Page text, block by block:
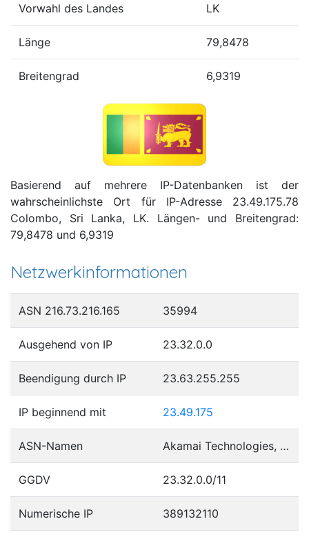
Vorwahl des Landes LK
Länge 79,8478
Breitengrad 6,9319
Basierend auf mehrere IP-Datenbanken ist der
wahrscheinlichste Ort für IP-Adresse 23.49.175.78
Colombo, Sri Lanka, LK. Längen- und Breitengrad:
79,8478 und 6,9319
Netzwerkinformationen
ASN 216.73.216.165 35994
Ausgehend von IP 23.32.0.0
Beendigung durch IP 23.63.255.255
IP beginnend mit 23.49.175
ASN-Namen Akamai Technologies, Inc.
GGDV 23.32.0.0/11
Numerische IP 389132110